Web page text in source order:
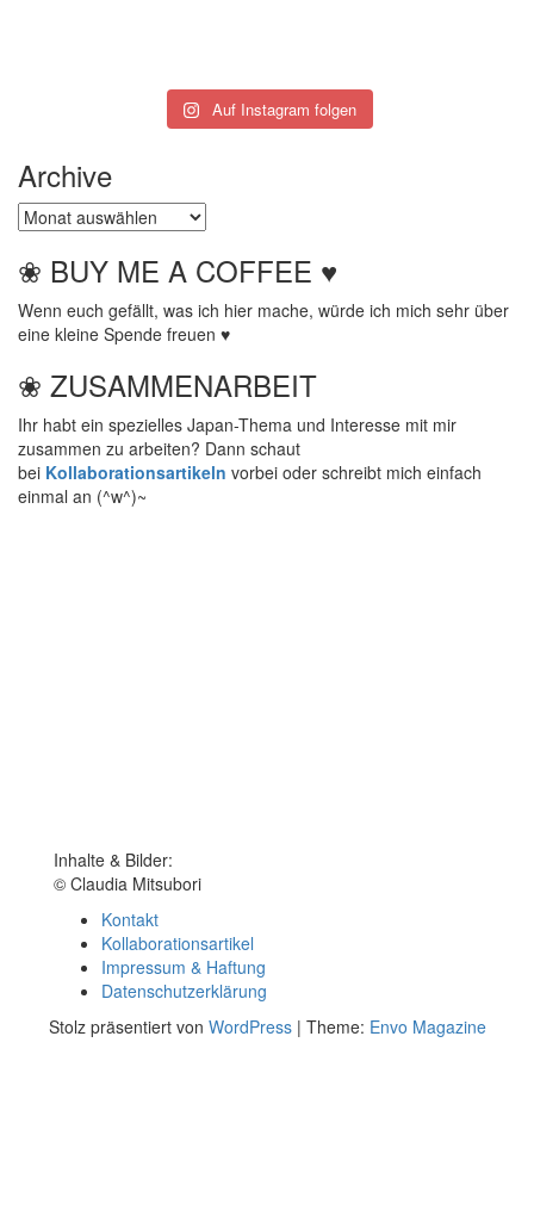
Auf Instagram folgen
Archive
Archive
❀ BUY ME A COFFEE ♥
Wenn euch gefällt, was ich hier mache, würde ich mich sehr über
eine kleine Spende freuen ♥
❀ ZUSAMMENARBEIT
Ihr habt ein spezielles Japan-Thema und Interesse mit mir
zusammen zu arbeiten? Dann schaut
bei Kollaborationsartikeln vorbei oder schreibt mich einfach
einmal an (^w^)~
Inhalte & Bilder:
© Claudia Mitsubori
Kontakt
Kollaborationsartikel
Impressum & Haftung
Datenschutzerklärung
Stolz präsentiert von WordPress | Theme: Envo Magazine